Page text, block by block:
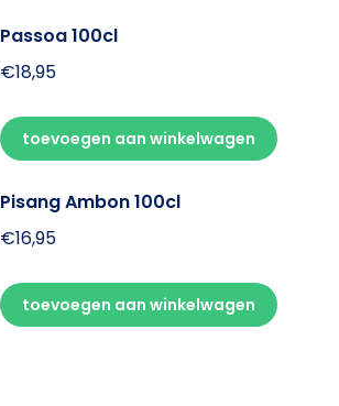
Passoa 100cl
€18,95
toevoegen aan winkelwagen
Pisang Ambon 100cl
€16,95
toevoegen aan winkelwagen